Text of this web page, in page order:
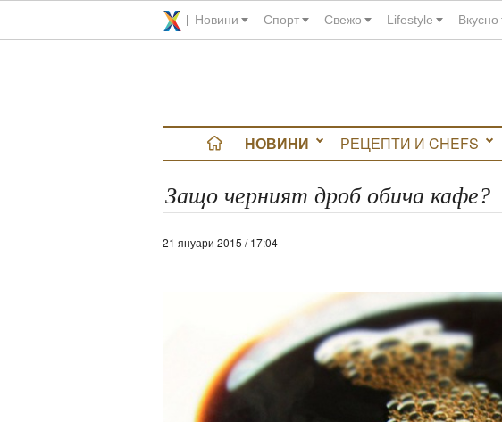
Новини Спорт Свежо Lifestyle Вкусно
НОВИНИ РЕЦЕПТИ И CHEFS
Защо черният дроб обича кафе?
21 януари 2015 / 17:04